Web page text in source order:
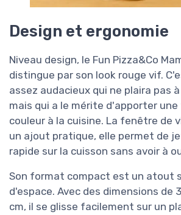
Design et ergonomie
Niveau design, le Fun Pizza&Co
distingue par son look rouge vif.
assez audacieux qui ne plaira pas
mais qui a le mérite d'apporter
couleur à la cuisine. La fenêtre de
un ajout pratique, elle permet de
rapide sur la cuisson sans avoir à
Son format compact est un atout
d'espace. Avec des dimensions de
cm, il se glisse facilement sur un